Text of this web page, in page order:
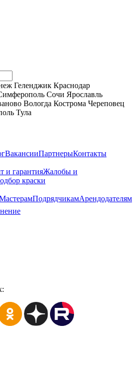
Геленджик Краснодар
Сочи Ярославль
Вологда Кострома Череповец
Тула
ВакансииПартнерыКонтакты
и гарантияЖалобы и
краски
ПодрядчикамАрендодателям